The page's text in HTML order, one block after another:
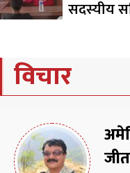
सदस्यीय
विचार